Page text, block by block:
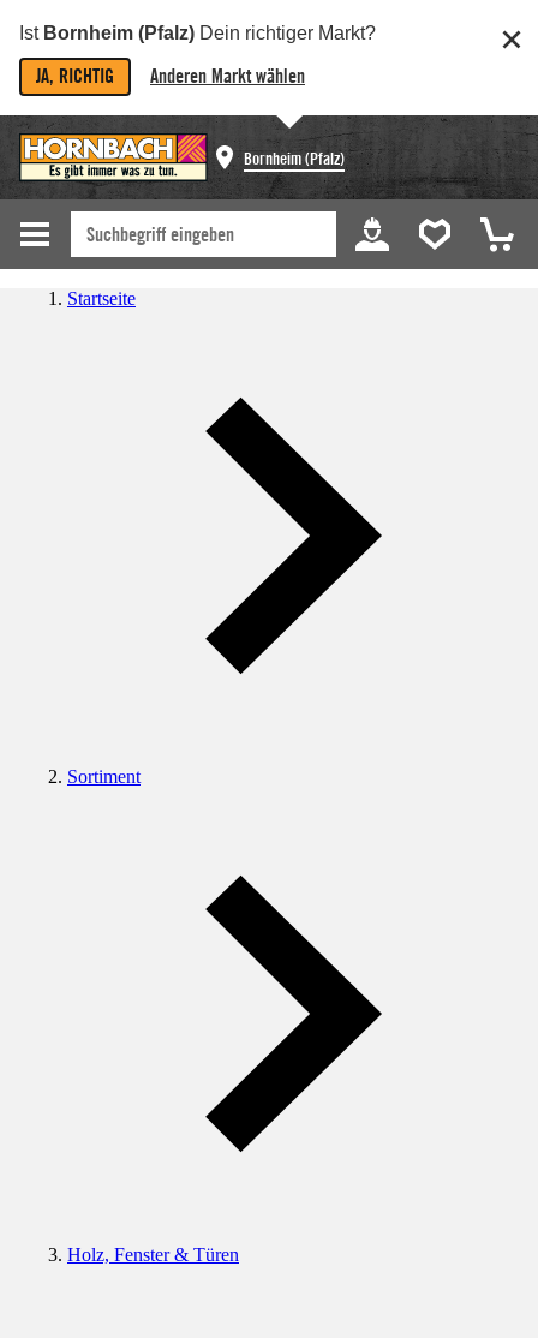
Ist Bornheim (Pfalz) Dein richtiger Markt?
JA, RICHTIG Anderen Markt wählen
Bornheim (Pfalz)
Startseite
Sortiment
Holz, Fenster & Türen